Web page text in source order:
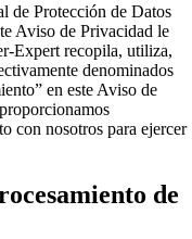
de Protección de Datos
Aviso de Privacidad le
Expert recopila, utiliza,
denominados
en este Aviso de
con nosotros para ejercer
de